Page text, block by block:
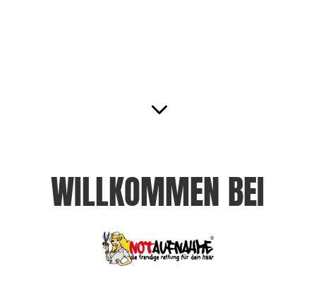
3
WILLKOMMEN BEI